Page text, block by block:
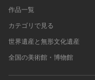
作品一覧
カテゴリで見る
世界遺産と無形文化遺産
全国の美術館・博物館